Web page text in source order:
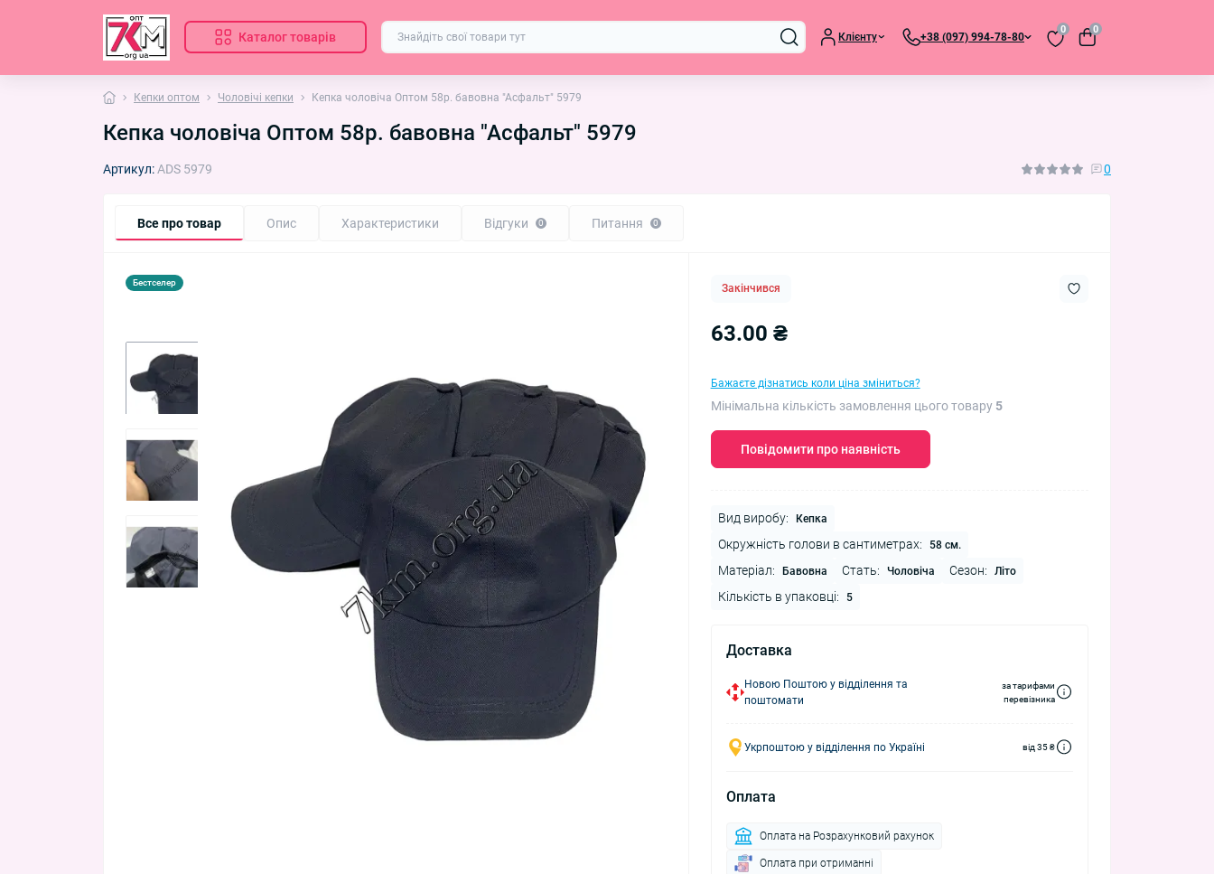
Каталог товарів Клієнту +38 (097) 994-78-80
0 0
Кепки оптом Чоловічі кепки Кепка чоловіча Оптом 58р. бавовна "Асфальт" 5979
Кепка чоловіча Оптом 58р. бавовна "Асфальт" 5979
Артикул:ADS 5979 0
Все про товар Опис Характеристики Відгуки 0 Питання 0
Бестселер Закінчився
63.00 ₴
Бажаєте дізнатись коли ціна зміниться?
Мінімальна кількість замовлення цього товару 5
Повідомити про наявність
Вид виробу: Кепка
Окружність голови в сантиметрах: 58 см.
Матеріал: Бавовна Стать: Чоловіча Сезон: Літо
Кількість в упаковці: 5
Доставка
Новою Поштою у відділення та
поштомати
за тарифами
перевізника
Укрпоштою у відділення по Україні від 35 ₴
Оплата
Оплата на Розрахунковий рахунок
Оплата при отриманні